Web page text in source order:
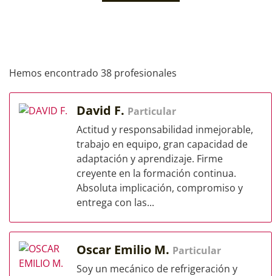
Hemos encontrado 38 profesionales
David F. Particular
Actitud y responsabilidad inmejorable,
trabajo en equipo, gran capacidad de
adaptación y aprendizaje. Firme
creyente en la formación continua.
Absoluta implicación, compromiso y
entrega con las...
Oscar Emilio M. Particular
Soy un mecánico de refrigeración y